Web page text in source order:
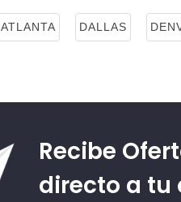
ATLANTA DALLAS
Recibe
directo a tu